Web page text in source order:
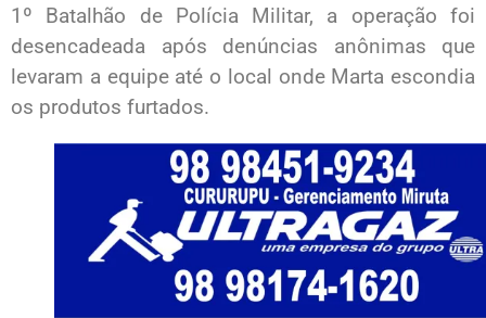
1º Batalhão de Polícia Militar, a operação foi
desencadeada após denúncias anônimas que
levaram a equipe até o local onde Marta escondia
os produtos furtados.